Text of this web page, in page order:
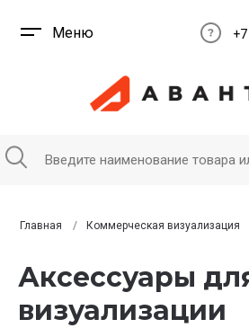
Меню
Главная Коммерческая визуализация
Аксессуары
визуализации